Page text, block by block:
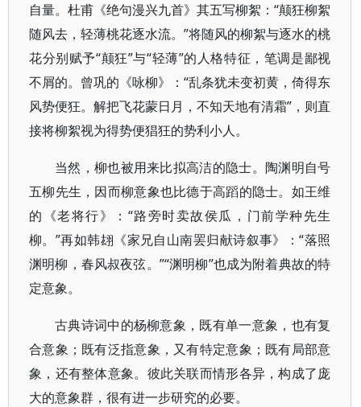
自量。杜甫《绝句漫兴九首》其五写柳絮：“颠狂柳絮
随风去，轻薄桃花逐水流。”将随风的柳絮与逐水的桃
花分别赋予“颠狂”与“轻薄”的人格特征，笔调是鄙视
不屑的。曾巩的《咏柳》：“乱条犹未变初黄，倚得东
风势便狂。解把飞花蒙日月，不知天地有清霜”，则直
接将柳絮视为得势便猖狂的势利小人。
当然，柳也被用来比拟高洁的隐士。陶渊明自号
五柳先生，因而柳意象也比德于高蹈的隐士。如王维
的《老将行》：“路旁时卖故侯瓜，门前学种先生
柳。”再如韩翃《家兄自山南罢归献诗叙事》：“落照
渊明柳，春风叔夜弦。”“渊明柳”也成为附着典故的特
定意象。
古典诗词中的杨柳意象，既有单一意象，也有复
合意象；既有泛指意象，又有特定意象；既有局部意
象，还有整体意象。彼此关联而情形各异，构成了庞
大的意象群，很有进一步研究的必要。